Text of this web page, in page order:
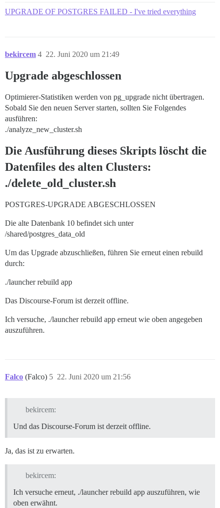
UPGRADE OF POSTGRES FAILED - I've tried everything
bekircem 22. Juni 2020 um 21:49
4
Upgrade abgeschlossen
Optimierer-Statistiken werden von pg_upgrade nicht übertragen.
Sobald Sie den neuen Server starten, sollten Sie Folgendes
ausführen:
./analyze_new_cluster.sh
Die Ausführung dieses Skripts löscht die
Datenfiles des alten Clusters:
./delete_old_cluster.sh
POSTGRES-UPGRADE ABGESCHLOSSEN
Die alte Datenbank 10 befindet sich unter
/shared/postgres_data_old
Um das Upgrade abzuschließen, führen Sie erneut einen rebuild
durch:
./launcher rebuild app
Das Discourse-Forum ist derzeit offline.
Ich versuche, ./launcher rebuild app erneut wie oben angegeben
auszuführen.
Falco (Falco) 22. Juni 2020 um 21:56
5
bekircem:
Und das Discourse-Forum ist derzeit offline.
Ja, das ist zu erwarten.
bekircem:
Ich versuche erneut, ./launcher rebuild app auszuführen, wie
oben erwähnt.